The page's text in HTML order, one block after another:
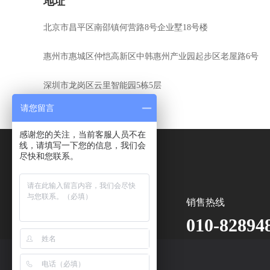
北京市昌平区南邵镇何营路8号企业墅18号楼
惠州市惠城区仲恺高新区中韩惠州产业园起步区老屋路6号
深圳市龙岗区云里智能园5栋5层
销售热线
010-
请您留言
感谢您的关注，当前客服人员不在
线，请填写一下您的信息，我们会
尽快和您联系。